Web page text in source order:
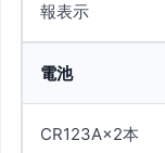
報表示
電池
CR123A×2本